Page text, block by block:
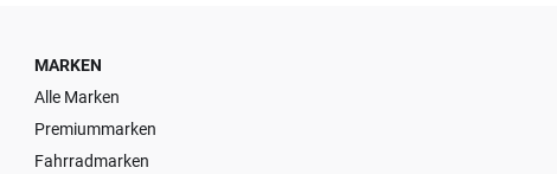
MARKEN
Alle Marken
Premiummarken
Fahrradmarken